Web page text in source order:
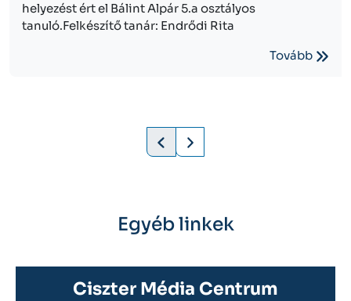
helyezést ért el Bálint Alpár 5.a osztályos
tanuló.Felkészítő tanár: Endrődi Rita
Tovább
Egyéb linkek
Ciszter Média Centrum